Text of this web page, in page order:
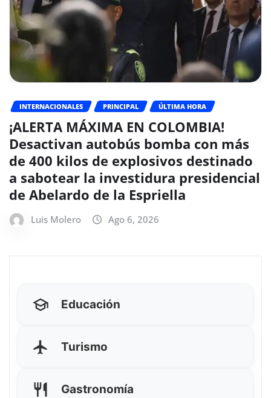
INTERNACIONALES PRINCIPAL ÚLTIMA HORA
¡ALERTA MÁXIMA EN COLOMBIA!
Desactivan autobús bomba con más
de 400 kilos de explosivos destinado
a sabotear la investidura presidencial
de Abelardo de la Espriella
Luis Molero Ago 6, 2026
Educación
Turismo
Gastronomía